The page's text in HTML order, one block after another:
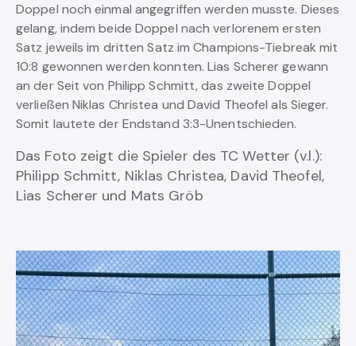
Doppel noch einmal angegriffen werden musste. Dieses
gelang, indem beide Doppel nach verlorenem ersten
Satz jeweils im dritten Satz im Champions-Tiebreak mit
10:8 gewonnen werden konnten. Lias Scherer gewann
an der Seit von Philipp Schmitt, das zweite Doppel
verließen Niklas Christea und David Theofel als Sieger.
Somit lautete der Endstand 3:3-Unentschieden.
Das Foto zeigt die Spieler des TC Wetter (v.l.):
Philipp Schmitt, Niklas Christea, David Theofel,
Lias Scherer und Mats Gröb